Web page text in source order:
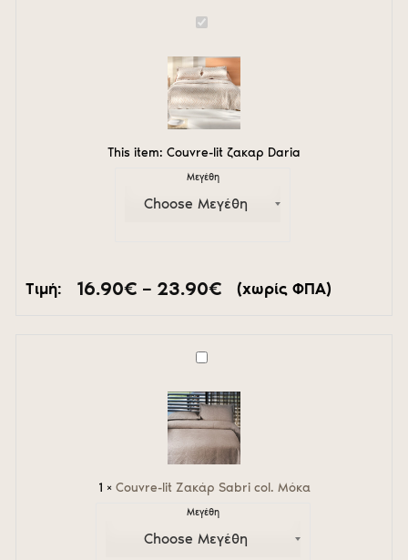
This item: Couvre-lit ζακαρ Daria
Μεγέθη
Τιμή: 16.90€ – 23.90€ Price
range:
(χωρίς ΦΠΑ)
1 × Couvre-lit Ζακάρ Sabri col. Μόκα
Μεγέθη